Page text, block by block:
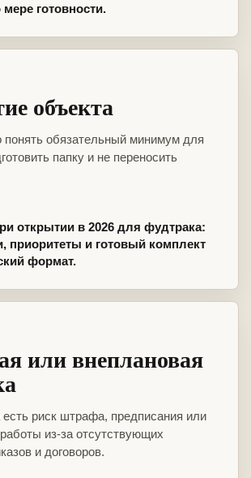
готовности.
объекта
обязательный минимум для
папку и не переносить
открытии в 2026 для фудтрака:
приоритеты и готовый комплект
формат.
или внеплановая
риск штрафа, предписания или
из-за отсутствующих
и договоров.